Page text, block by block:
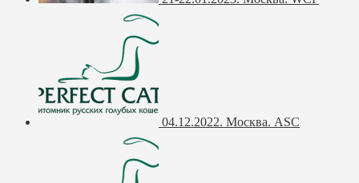
04.12.2022. Москва. ASC